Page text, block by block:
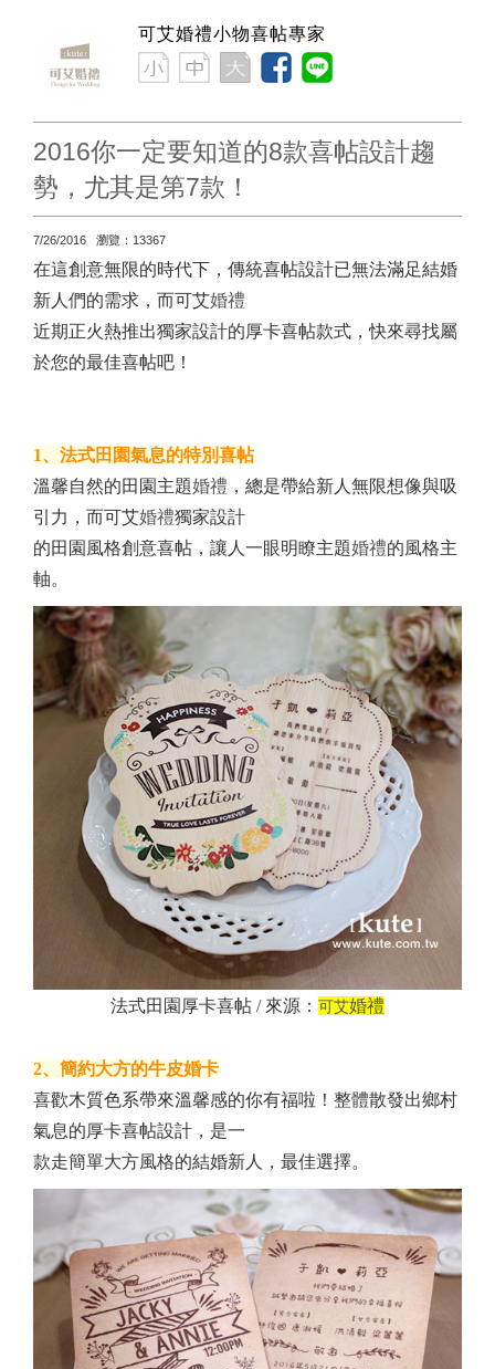
可艾婚禮小物喜帖專家
2016你一定要知道的8款喜帖設計趨
勢，尤其是第7款！
7/26/2016 瀏覽：13367
在這創意無限的時代下，傳統喜帖設計已無法滿足結婚
新人們的需求，而可艾婚禮
近期正火熱推出獨家設計的厚卡喜帖款式，快來尋找屬
於您的最佳喜帖吧！
1、法式田園氣息的特別喜帖
溫馨自然的田園主題婚禮 ，總是帶給新人無限想像與吸
引力，而可艾婚禮獨家設計
的田園風格創意喜帖，讓人一眼明瞭主題婚禮的風格主
軸。
法式田園厚卡喜帖 / 來源： 可艾婚禮
2、簡約大方的牛皮婚卡
喜歡木質色系帶來溫馨感的你有福啦！整體散發出鄉村
氣息的厚卡喜帖設計，是一
款走簡單大方風格的結婚新人，最佳選擇。